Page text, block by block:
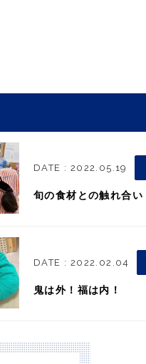
DATE : 2022.05.19
旬の食材との触れ合い
DATE : 2022.02.04
鬼は外！福は内！